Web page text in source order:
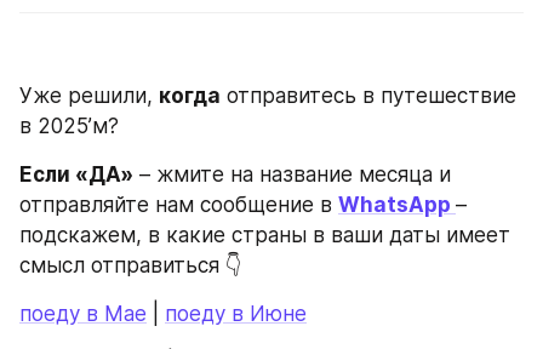
Уже решили, когда отправитесь в путешествие
в 2025’м?
Если «ДА» – жмите на название месяца и
отправляйте нам сообщение в WhatsApp –
подскажем, в какие страны в ваши даты имеет
смысл отправиться 👇
поеду в Мае
поеду в Июне